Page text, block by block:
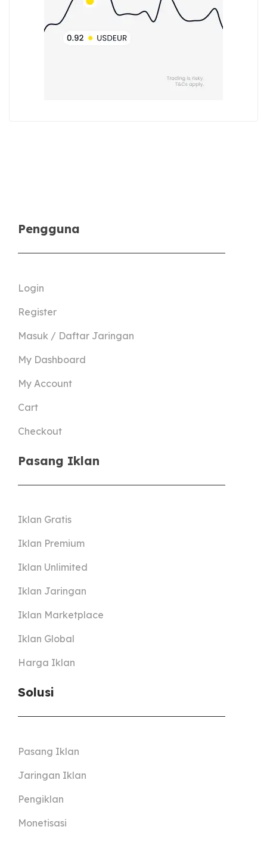
Pengguna
Login
Register
Masuk / Daftar Jaringan
My Dashboard
My Account
Cart
Checkout
Pasang Iklan
Iklan Gratis
Iklan Premium
Iklan Unlimited
Iklan Jaringan
Iklan Marketplace
Iklan Global
Harga Iklan
Solusi
Pasang Iklan
Jaringan Iklan
Pengiklan
Monetisasi